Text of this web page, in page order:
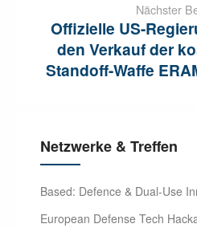
Nächster
Offizielle US-
den Verkauf der
Standoff-Waffe
Netzwerke & Treffen
Based: Defence & Dual-Use
European Defense Tech